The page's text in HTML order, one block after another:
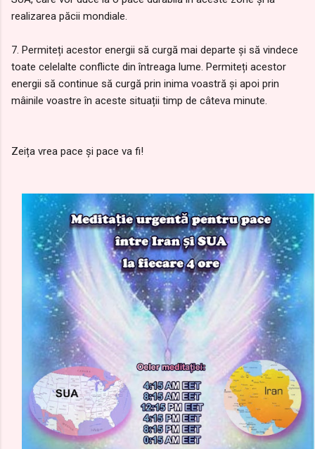
realizarea păcii mondiale.
7. Permiteți acestor energii să curgă mai departe și să vindece
toate celelalte conflicte din întreaga lume. Permiteți acestor
energii să continue să curgă prin inima voastră și apoi prin
mâinile voastre în aceste situații timp de câteva minute.
Zeița vrea pace și pace va fi!